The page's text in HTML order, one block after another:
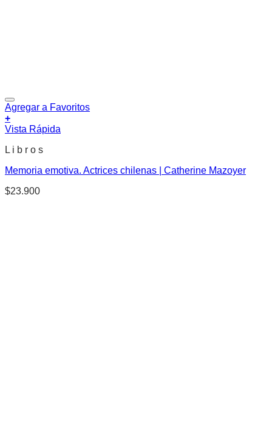
Agregar a Favoritos
+
Vista Rápida
L i b r o s
Memoria emotiva. Actrices chilenas | Catherine Mazoyer
$23.900